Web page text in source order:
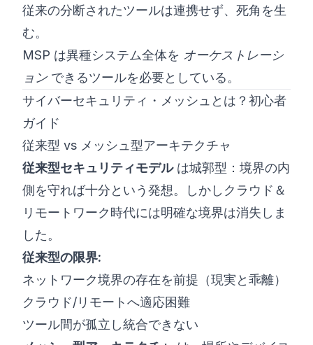
従来の分断されたツールは連携せず、死角を生
む。
MSP は異種システム全体を オーケストレーシ
ョンできるツールを必要としている。
サイバーセキュリティ・メッシュとは？初心者
ガイド
従来型 vs メッシュ型アーキテクチャ
従来型セキュリティモデルは城郭型：境界の内
側を守れば十分という発想。しかしクラウド＆
リモートワーク時代には明確な境界は消失しま
した。
従来型の限界:
ネットワーク境界の存在を前提（現実と乖離）
クラウド/リモートへ適応困難
ツール間が孤立し統合できない